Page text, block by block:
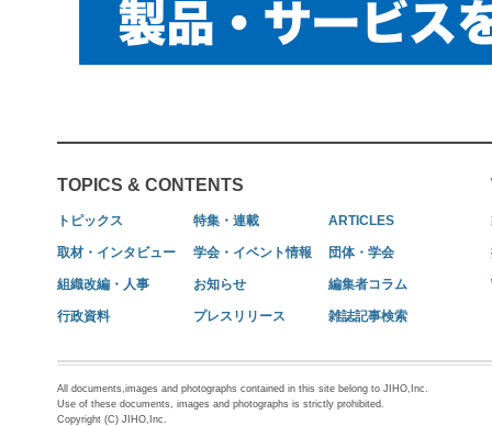
TOPICS & CONTENTS
トピックス 特集・連載 ARTICLES
取材・インタビュー 学会・イベント情報 団体・学会
組織改編・人事 お知らせ 編集者コラム
行政資料 プレスリリース 雑誌記事検索
All documents,images and photographs contained in this site belong to JIHO,Inc.
Use of these documents, images and photographs is strictly prohibited.
Copyright (C) JIHO,Inc.